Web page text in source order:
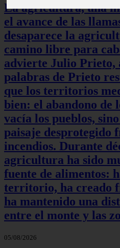
La agricultura, una
el avance de las
desaparece la
camino libre para
advierte Julio Prieto,
palabras de Prieto
que los territorios
bien: el abandono de
vacía los pueblos,
paisaje desprotegido
incendios. Durante
agricultura ha sido
fuente de alimentos:
territorio, ha creado
ha mantenido una
entre el monte y las
05/08/2026